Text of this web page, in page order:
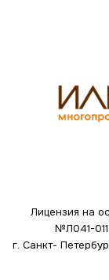
Лицензия на
№Л041-
г. Санкт-